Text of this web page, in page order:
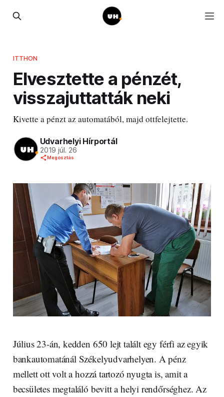
ITTHON
Elvesztette a pénzét,
visszajuttatták neki
Kivette a pénzt az automatából, majd ottfelejtette.
Udvarhelyi Hírportál
2019 júl. 26
Megosztás
Július 23-án, kedden 650 lejt talált egy férfi az egyik
bankautomatánál Székelyudvarhelyen. A pénz
mellett ott volt a hozzá tartozó nyugta is, amit a
becsületes megtaláló bevitt a helyi rendőrséghez. Az